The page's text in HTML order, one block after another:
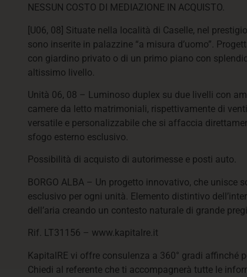
NESSUN COSTO DI MEDIAZIONE IN ACQUISTO.
[U06, 08] Situate nella località di Caselle, nel
sono inserite in palazzine “a misura d’uomo”.
con giardino privato o di un primo piano con
altissimo livello.
Unità 06, 08 – Luminoso duplex su due livelli con
camere da letto matrimoniali, rispettivamente di
versatile e personalizzabile che si affaccia
sfogo esterno esclusivo.
Possibilità di acquisto di autorimesse e posti auto.
BORGO ALBA – Un progetto innovativo, che
esclusivo per ogni unità. Elemento distintivo
dell’aria creando un contesto naturale di grande
Rif. LT31156 – www.kapitalre.it
KapitalRE vi offre consulenza a 360° gradi affinché
Chiedi al referente che ti accompagnerà tutte le